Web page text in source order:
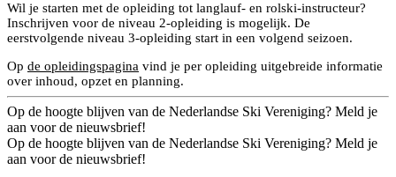
Wil je starten met de opleiding tot langlauf- en rolski-instructeur?
Inschrijven voor de niveau 2-opleiding is mogelijk. De
eerstvolgende niveau 3-opleiding start in een volgend seizoen.
Op de opleidingspagina vind je per opleiding uitgebreide informatie
over inhoud, opzet en planning.
Op de hoogte blijven van de Nederlandse Ski Vereniging? Meld je
aan voor de nieuwsbrief!
Op de hoogte blijven van de Nederlandse Ski Vereniging? Meld je
aan voor de nieuwsbrief!